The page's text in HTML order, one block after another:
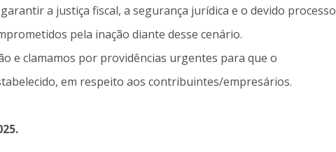
a justiça fiscal, a segurança jurídica e o devido processo
pela inação diante desse cenário.
e clamamos por providências urgentes para que o
em respeito aos contribuintes/empresários.